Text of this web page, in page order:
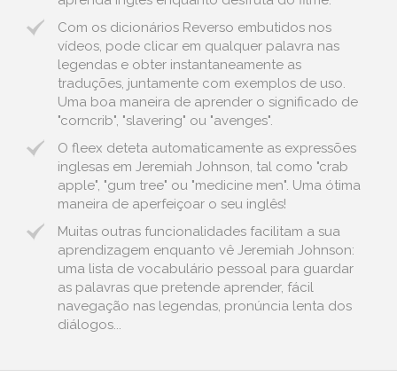
Com os dicionários Reverso embutidos nos
vídeos, pode clicar em qualquer palavra nas
legendas e obter instantaneamente as
traduções, juntamente com exemplos de uso.
Uma boa maneira de aprender o significado de
"corncrib", "slavering" ou "avenges".
O fleex deteta automaticamente as expressões
inglesas em Jeremiah Johnson, tal como "crab
apple", "gum tree" ou "medicine men". Uma ótima
maneira de aperfeiçoar o seu inglês!
Muitas outras funcionalidades facilitam a sua
aprendizagem enquanto vê Jeremiah Johnson:
uma lista de vocabulário pessoal para guardar
as palavras que pretende aprender, fácil
navegação nas legendas, pronúncia lenta dos
diálogos...